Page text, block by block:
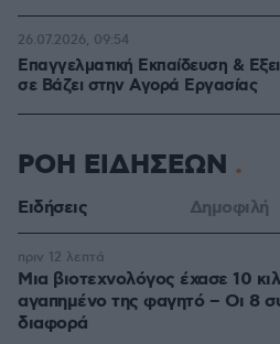
Επαγγελματική Εκπαίδευση &
σε Bάζει στην Aγορά Eργασίας
26.07.2026, 09:54
ΡΟΗ ΕΙΔΗΣΕΩΝ
Ειδήσεις Δημοφιλή
Μια βιοτεχνολόγος έχασε 10
αγαπημένο της φαγητό – Οι 8
διαφορά
πριν 12 λεπτά